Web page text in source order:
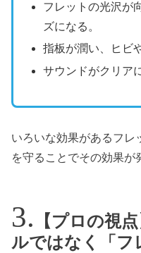
フレットの光沢が
ズになる。
指板が潤い、ヒビ
サウンドがクリア
いろいな効果があるフレ
を守ることでその効果が
【プロの視
ルではなく「フ